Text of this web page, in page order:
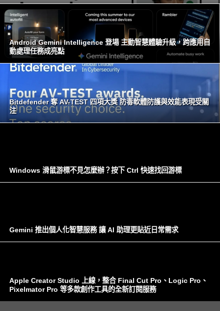
Android Gemini Intelligence 登場 主動智慧體驗升級，跨應用自
動處理任務成亮點
Bitdefender 奪 AV-TEST 四項大獎 防毒軟體防護與效能表現受關
注
Windows 滑鼠游標不見怎麼辦？按下 Ctrl 快速找回游標
Gemini 推出個人化智慧服務 讓 AI 助理更貼近日常需求
Apple Creator Studio 上線，整合 Final Cut Pro、Logic Pro、
Pixelmator Pro 等多款創作工具的全新訂閱服務